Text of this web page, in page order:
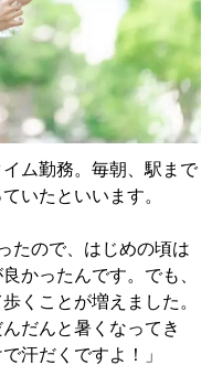
ム勤務。毎朝、駅まで
いたといいます。
たので、はじめの頃は
かったんです。でも、
くことが増えました。
だんと暑くなってき
汗だくですよ！」